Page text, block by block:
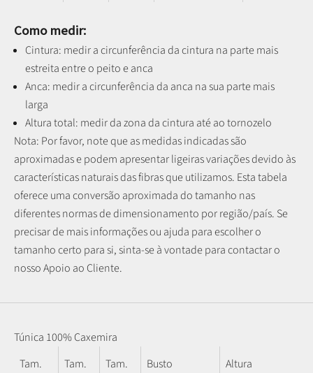
Como medir:
Cintura: medir a circunferência da cintura na parte mais
estreita entre o peito e anca
Anca: medir a circunferência da anca na sua parte mais
larga
Altura total: medir da zona da cintura até ao tornozelo
Nota: Por favor, note que as medidas indicadas são
aproximadas e podem apresentar ligeiras variações devido às
características naturais das fibras que utilizamos. Esta tabela
oferece uma conversão aproximada do tamanho nas
diferentes normas de dimensionamento por região/país. Se
precisar de mais informações ou ajuda para escolher o
tamanho certo para si, sinta-se à vontade para contactar o
nosso Apoio ao Cliente.
Túnica 100% Caxemira
Tam.
Tam.
Tam.
Busto
Altura